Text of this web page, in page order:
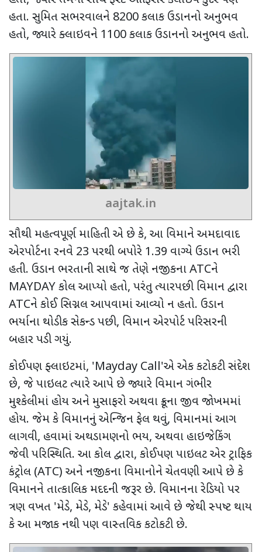
હતા. સુમિત સભરવાલને 8200કલાક ઉડાનનો અનુભવ
હતો, જ્યારે ક્લાઇવને 1100કલાક ઉડાનનો અનુભવ હતો.
aajtak.in
સૌથી મહત્વપૂર્ણ માહિતી એ છે કે, આ વિમાને અમદાવાદ
એરપોર્ટના રનવે 23 પરથી બપોરે 1.39 વાગ્યે ઉડાન ભરી
હતી. ઉડાન ભરતાની સાથે જ તેણે નજીકનાATCને
MAYDAYકોલ આપ્યો હતો, પરંતુ ત્યારપછી વિમાન દ્વારા
ATCને કોઈ સિગ્નલ આપવામાં આવ્યો ન હતો. ઉડાન
ભર્યાના થોડીક સેકન્ડ પછી, વિમાન એરપોર્ટ પરિસરની
બહાર પડી ગયું.
કોઈપણ ફ્લાઇટમાં, 'Mayday Call'એ એક કટોકટી સંદેશ
છે, જે પાઇલટ ત્યારે આપે છે જ્યારે વિમાન ગંભીર
મુશ્કેલીમાં હોય અને મુસાફરો અથવા ક્રૂના જીવ જોખમમાં
હોય. જેમ કે વિમાનનું એન્જિન ફેલ થવું, વિમાનમાં આગ
લાગવી, હવામાં અથડામણનો ભય, અથવા હાઇજેકિંગ
જેવી પરિસ્થિતિ. આ કોલ દ્વારા, કોઈપણ પાઇલટ એર ટ્રાફિક
કંટ્રોલ (ATC) અને નજીકના વિમાનોને ચેતવણી આપે છે કે
વિમાનને તાત્કાલિક મદદની જરૂર છે. વિમાનના રેડિયો પર
ત્રણ વખત 'મેડે, મેડે, મેડે' કહેવામાં આવે છે જેથી સ્પષ્ટ થાય
કે આ મજાક નથી પણ વાસ્તવિક કટોકટી છે.